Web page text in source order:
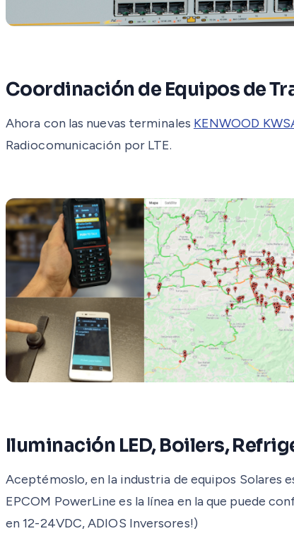
Coordinación de Equipos de
Ahora con las nuevas terminales KENWOOD
Radiocomunicación por LTE.
Iluminación LED, Boilers,
Aceptémoslo, en la industria de equipos Solares
EPCOM PowerLine es la línea en la que puede
en 12-24VDC, ADIOS Inversores!)